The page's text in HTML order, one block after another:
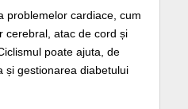
problemelor cardiace, cum
cerebral, atac de cord și
poate ajuta, de
și gestionarea diabetului